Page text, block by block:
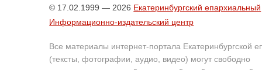
© 17.02.1999 — 2026 Екатеринбургский епархиальный
Информационно-издательский центр
Все материалы интернет-портала Екатеринбургской
(тексты, фотографии, аудио, видео) могут свободно